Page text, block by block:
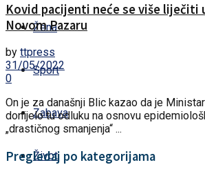
Žena
Sport
Zabava
Život
Kovid pacijenti neće se više liječiti
Novom Pazaru
by ttpress
31/05/2022
0
On je za današnji Blic kazao da je
donijelo tu odluku na osnovu
„drastičnog smanjenja“ ...
Pregledaj po kategorijama